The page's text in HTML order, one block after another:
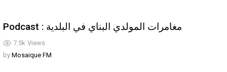
7.5k Views
Podcast : مغامرات المولدي البناي في البلدية
by Mosaique FM